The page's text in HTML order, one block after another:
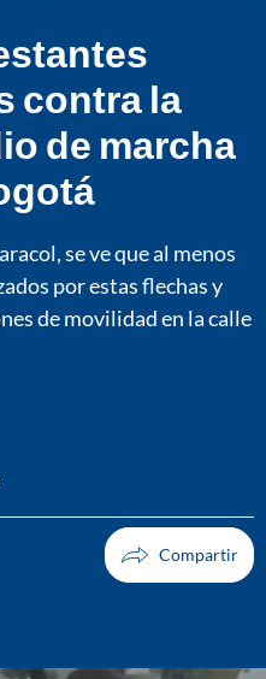
contra la
de marcha
se ve que al menos
por estas flechas y
de movilidad en la calle